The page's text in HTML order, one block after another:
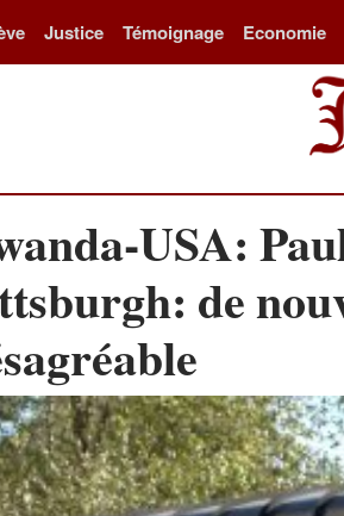
Justice Témoignage Economie
USA:
de